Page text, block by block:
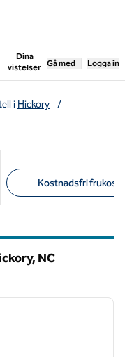
Dina
vistelser
,öppnar ny flik
Gå med Logga in
i Hickory
/
Kostnadsfri frukost
NC
nästa